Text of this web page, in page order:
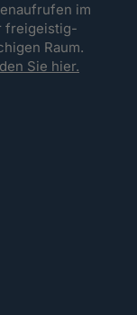
im
freigeistig-
Raum.
Sie hier.